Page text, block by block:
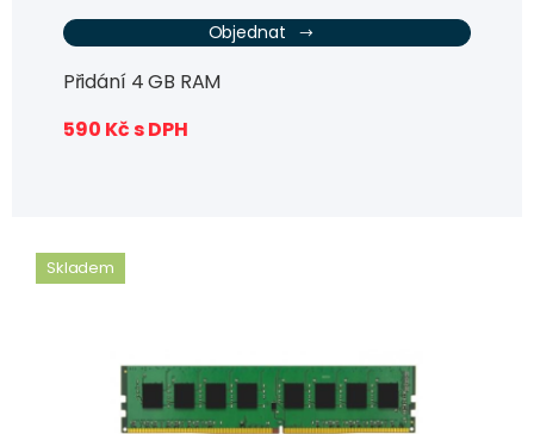
Objednat
Přidání 4 GB RAM
590 Kč s DPH
Skladem